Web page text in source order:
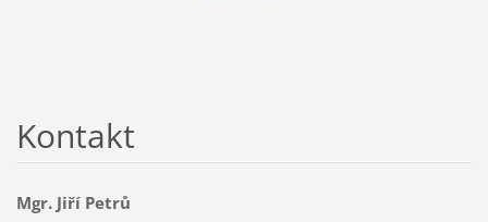
Kontakt
Mgr. Jiří Petrů